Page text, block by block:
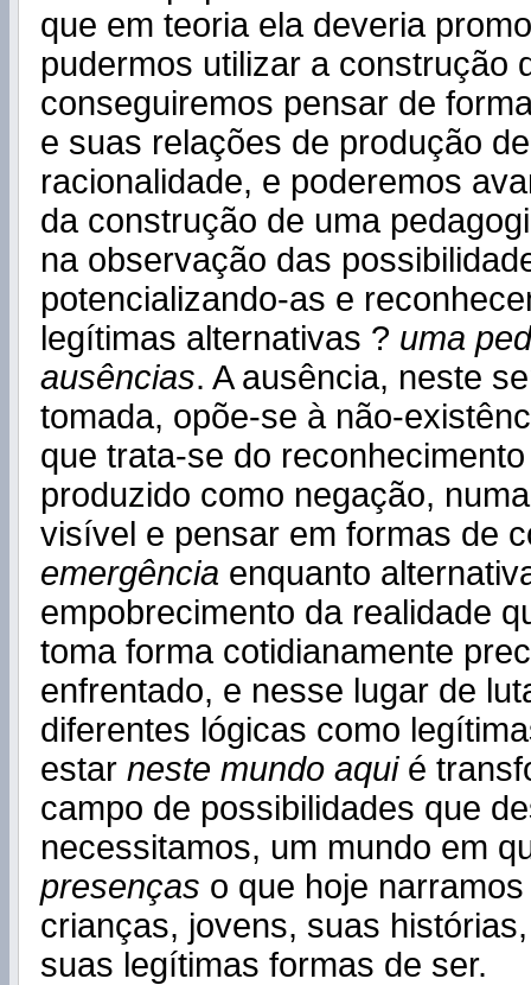
que em teoria ela deveria
pudermos utilizar a construção
conseguiremos pensar de
e suas relações de produção
racionalidade, e poderemos
da construção de uma
na observação das
potencializando-as e
legítimas alternativas ? uma
ausências. A ausência, neste
tomada, opõe-se à não-
que trata-se do
produzido como negação,
visível e pensar em formas de
emergência enquanto
empobrecimento da realidade
toma forma cotidianamente
enfrentado, e nesse lugar de
diferentes lógicas como
estar neste mundo aqui é
campo de possibilidades que
necessitamos, um mundo em
presenças o que hoje
crianças, jovens, suas
suas legítimas formas de ser.